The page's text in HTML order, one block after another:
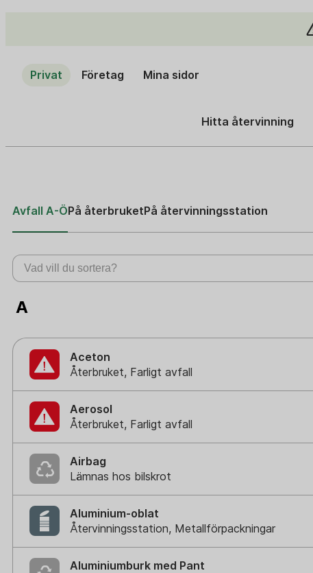
Privat Företag Mina sidor
Hitta återvinning
Avfall A-ÖPå återbruketPå återvinningsstation
A
Aceton
Återbruket, Farligt avfall
Aerosol
Återbruket, Farligt avfall
Airbag
Lämnas hos bilskrot
Aluminium-oblat
Återvinningsstation, Metallförpackningar
Aluminiumburk med Pant